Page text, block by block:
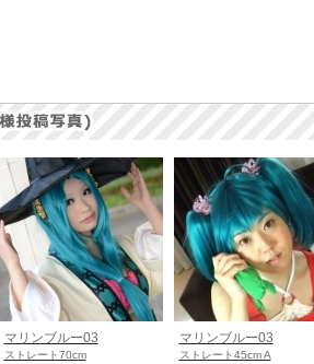
マリンブルー03
ストレート70cm
マリンブルー03
ストレート45cm A